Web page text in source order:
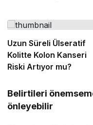
Uzun Süreli Ülseratif
Kolitte Kolon Kanseri
Riski Artıyor mu?
Belirtileri
önleyebilir